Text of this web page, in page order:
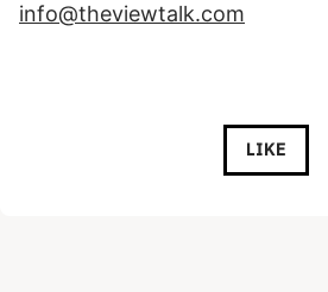
info@theviewtalk.com
LIKE